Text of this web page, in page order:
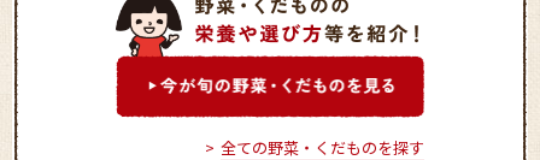
全ての野菜・くだものを探す